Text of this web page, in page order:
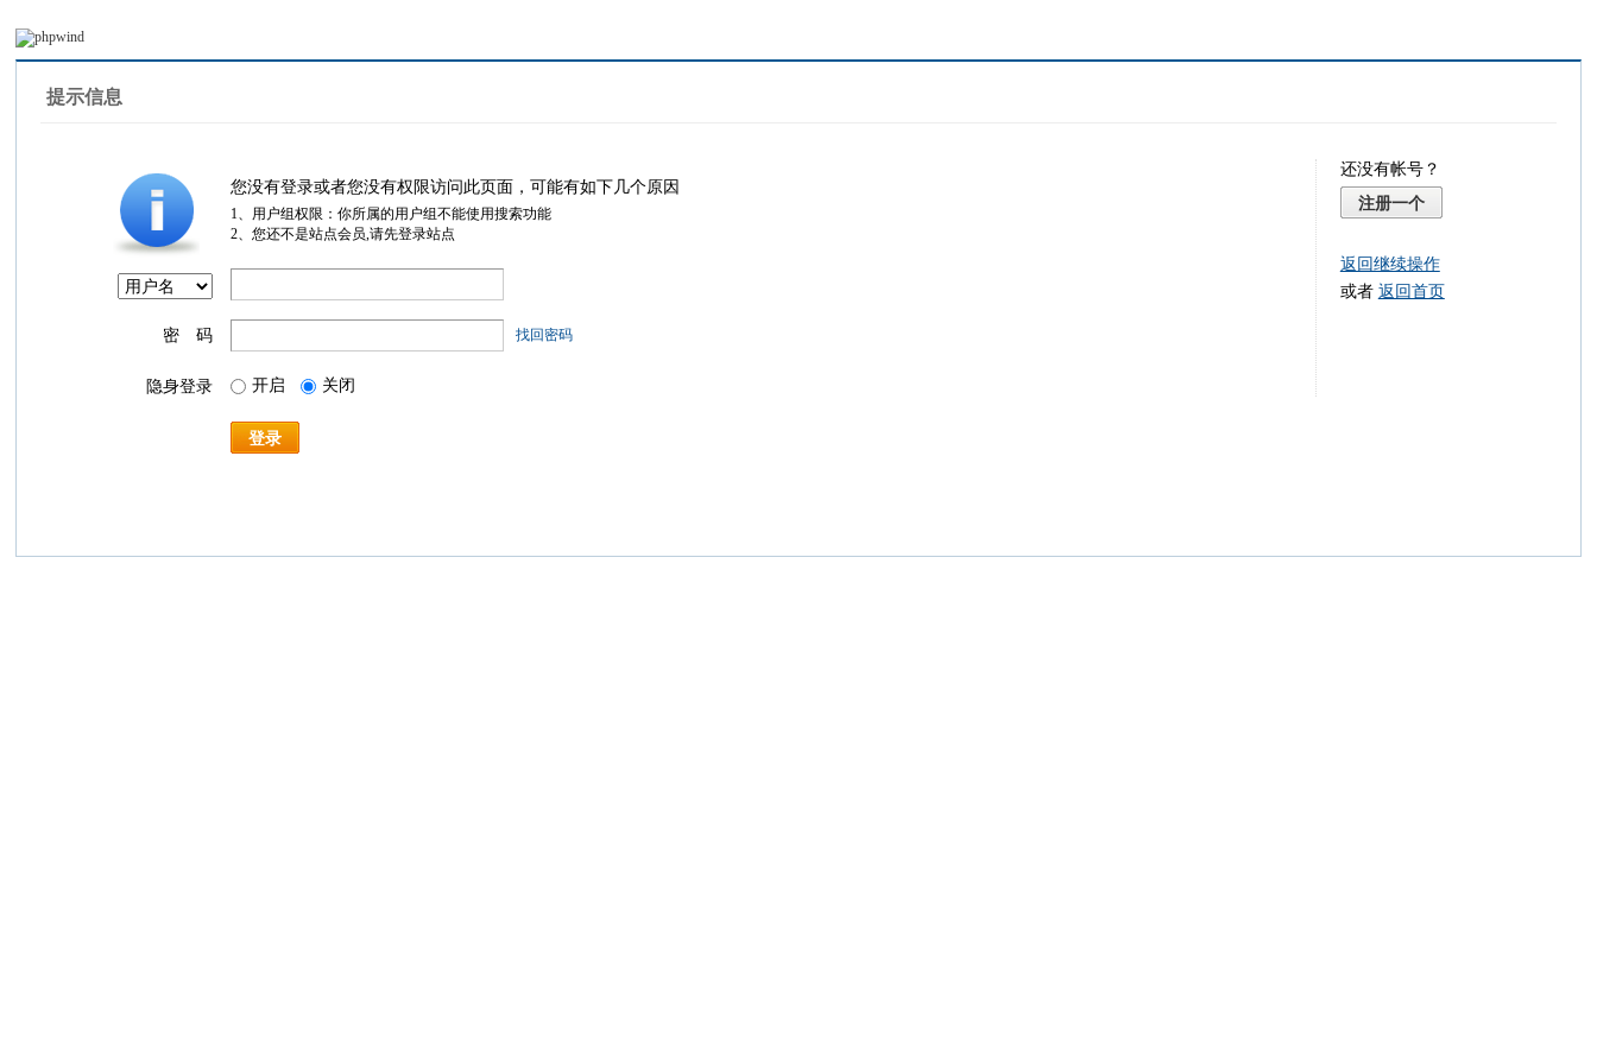
提示信息
您没有登录或者您没有权限访问此页面，可能有如下几个原因
1、用户组权限：你所属的用户组不能使用搜索功能
2、您还不是站点会员,请先登录站点
密 码 找回密码
隐身登录 开启 关闭
登录
还没有帐号？
注册一个
返回继续操作
或者 返回首页